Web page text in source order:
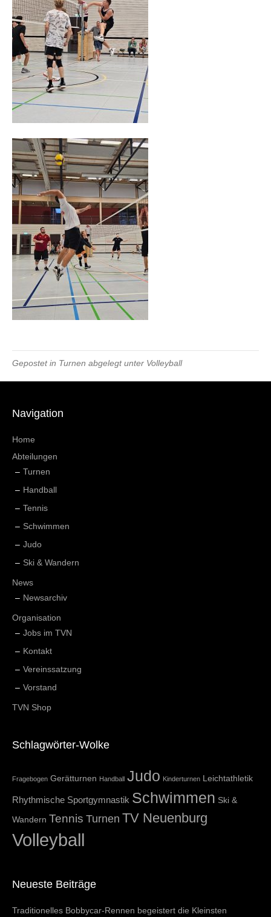
Gepostet in Turnen abgelegt unter Volleyball
Navigation
Home
Abteilungen
Turnen
Handball
Tennis
Schwimmen
Judo
Ski & Wandern
News
Newsarchiv
Organisation
Jobs im TVN
Kontakt
Vereinssatzung
Vorstand
TVN Shop
Schlagwörter-Wolke
Fragebogen Gerätturnen Handball Judo Kinderturnen Leichtathletik
Rhythmische Sportgymnastik Schwimmen Ski &
Wandern Tennis Turnen TV Neuenburg
Volleyball
Neueste Beiträge
Traditionelles Bobbycar-Rennen begeistert die Kleinsten